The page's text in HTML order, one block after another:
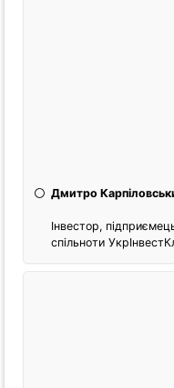
Дмитро
Інвестор,
спільноти